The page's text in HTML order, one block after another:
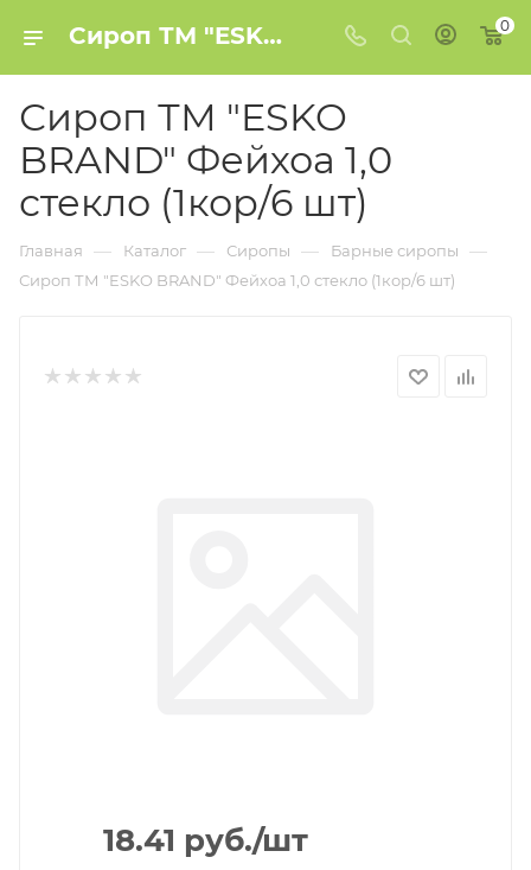
Сироп ТМ "ESKO BRAND" Фейхоа 1,0 стекло (1кор/6 шт) купить в Минске 0
Сироп ТМ "ESKO
BRAND" Фейхоа 1,0
стекло (1кор/6 шт)
Главная — Каталог — Сиропы — Барные сиропы —
Сироп ТМ "ESKO BRAND" Фейхоа 1,0 стекло (1кор/6 шт)
18.41 руб./шт